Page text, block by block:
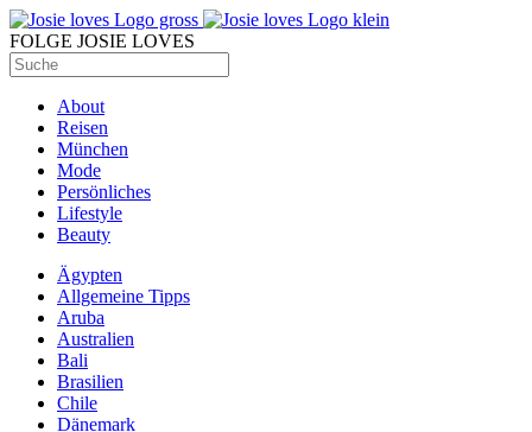
FOLGE JOSIE LOVES
About
Reisen
München
Mode
Persönliches
Lifestyle
Beauty
Ägypten
Allgemeine Tipps
Aruba
Australien
Bali
Brasilien
Chile
Dänemark